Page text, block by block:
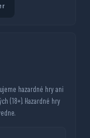
hazardné hry ani
(18+). Hazardné hry